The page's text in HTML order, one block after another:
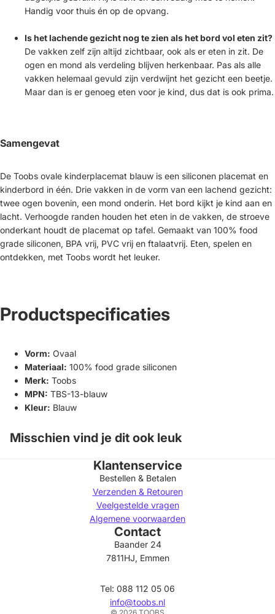
Handig voor thuis én op de opvang.
Is het lachende gezicht nog te zien als het bord vol eten zit?
De vakken zelf zijn altijd zichtbaar, ook als er eten in zit. De
ogen en mond als verdeling blijven herkenbaar. Pas als alle
vakken helemaal gevuld zijn verdwijnt het gezicht een beetje.
Maar dan is er genoeg eten voor je kind, dus dat is ook prima.
Samengevat
De Toobs ovale kinderplacemat blauw is een siliconen placemat en
kinderbord in één. Drie vakken in de vorm van een lachend gezicht:
twee ogen bovenin, een mond onderin. Het bord kijkt je kind aan en
lacht. Verhoogde randen houden het eten in de vakken, de stroeve
onderkant houdt de placemat op tafel. Gemaakt van 100% food
grade siliconen, BPA vrij, PVC vrij en ftalaatvrij. Eten, spelen en
ontdekken, met Toobs wordt het leuker.
Productspecificaties
Vorm: Ovaal
Materiaal: 100% food grade siliconen
Merk: Toobs
MPN: TBS-13-blauw
Kleur: Blauw
Misschien vind je dit ook leuk
Klantenservice
Bestellen & Betalen
Verzenden & Retouren
Veelgestelde vragen
Algemene voorwaarden
Contact
Baander 24
7811HJ, Emmen
Tel: 088 112 05 06
info@toobs.nl
Terugbetalingsbeleid
Algemene voorwaarden